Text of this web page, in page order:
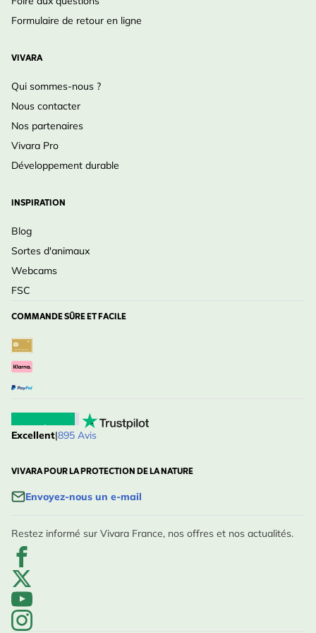
hérissons en cas de fortes pluies.
Formulaire de retour en ligne
VIVARA
Qui sommes-nous ?
Nous contacter
Nos partenaires
Vivara Pro
Développement durable
INSPIRATION
Blog
Sortes d'animaux
Webcams
FSC
COMMANDE SÛRE ET FACILE
Excellent|895 Avis
VIVARA POUR LA PROTECTION DE LA NATURE
Envoyez-nous un e-mail
Restez informé sur Vivara France, nos offres et nos actualités.